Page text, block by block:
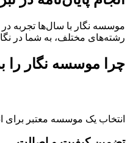
موسسه نگار با سال‌ها تجربه
رشته‌های مختلف، به شما در
چرا موسسه نگار را
انتخاب یک موسسه معتبر برای